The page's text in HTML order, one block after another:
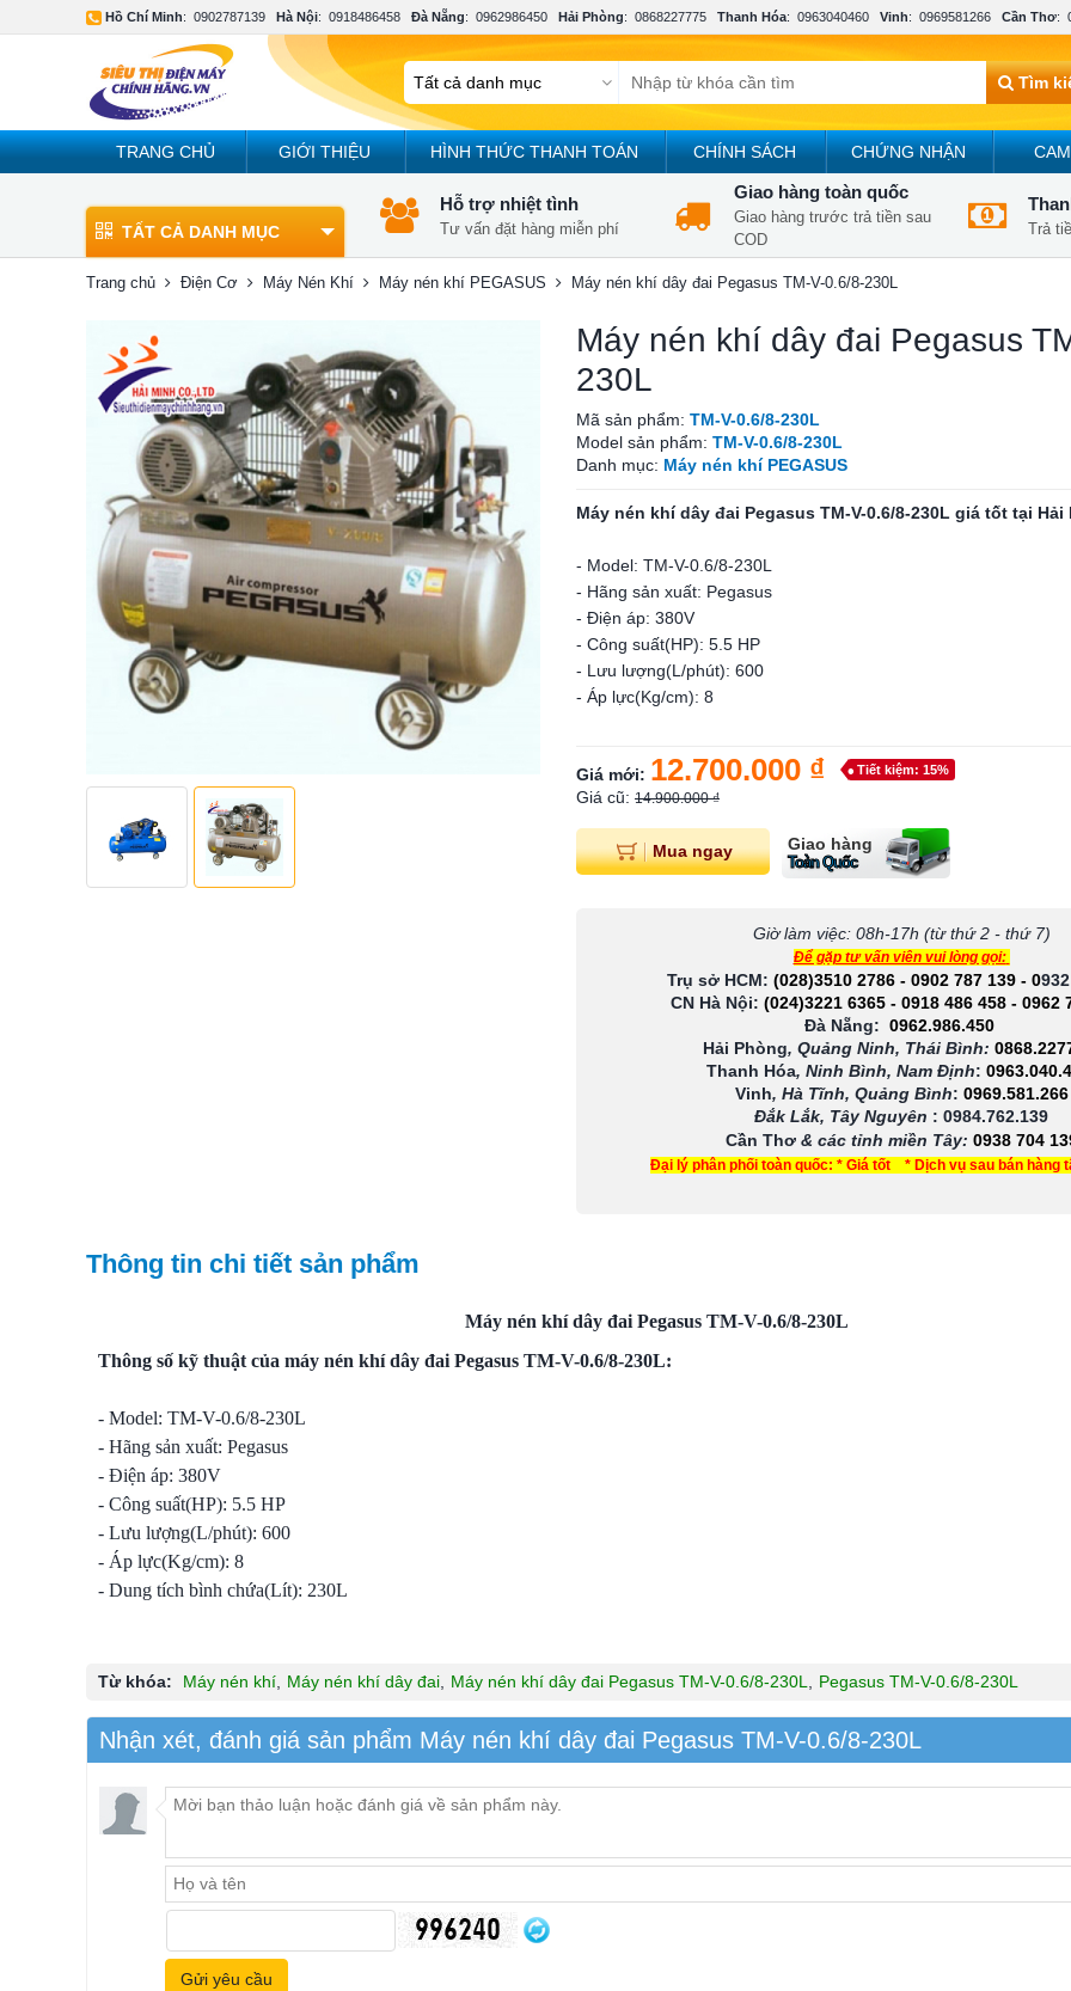
Hồ Chí Minh: 0902787139 Hà Nội: 0918486458 Đà Nẵng: 0962986450 Hải Phòng: 0868227775 Thanh Hóa: 0963040460 Vinh: 0969581266 Cần Thơ:
Tìm
TRANG CHỦ GIỚI THIỆU HÌNH THỨC THANH TOÁN CHÍNH SÁCH CHỨNG NHẬN
TẤT CẢ DANH MỤC
Hỗ trợ nhiệt tình
Tư vấn đặt hàng miễn phí
Giao hàng toàn quốc
Giao hàng trước trả tiền sau
COD
Trả
Trang chủ Điện Cơ Máy Nén Khí Máy nén khí PEGASUS Máy nén khí dây đai Pegasus TM-V-0.6/8-230L
Máy nén khí dây đai Pegasus
230L
Mã sản phẩm: TM-V-0.6/8-230L
Model sản phẩm: TM-V-0.6/8-230L
Danh mục: Máy nén khí PEGASUS
Máy nén khí dây đai Pegasus TM-V-0.6/8-230L giá tốt tại Hải
- Model: TM-V-0.6/8-230L
- Hãng sản xuất: Pegasus
- Điện áp: 380V
- Công suất(HP): 5.5 HP
- Lưu lượng(L/phút): 600
- Áp lực(Kg/cm): 8
Giá mới: 12.700.000 ₫ Tiết kiệm: 15%
Giá cũ: 14.900.000 ₫
Mua ngay Giao hàng
Toàn Quốc
Giờ làm việc: 08h-17h (từ thứ 2 - thứ 7)
Để gặp tư vấn viên vui lòng gọi:
Trụ sở HCM: (028)3510 2786 - 0902 787 139- 0
CN Hà Nội: (024)3221 6365 - 0918 486 458 - 0962
Đà Nẵng: 0962.986.450
Hải Phòng, Quảng Ninh, Thái Bình:
Thanh Hóa, Ninh Bình, Nam Định:
Vinh, Hà Tĩnh, Quảng Bình: 0969.581.266
Đắk Lắk, Tây Nguyên : 0984.762.139
Cần Thơ & các tỉnh miền Tây: 0938 704
Đại lý phân phối toàn quốc: * Giá tốt * Dịch vụ sau bán hàng
Thông tin chi tiết sản phẩm
Máy nén khí dây đai Pegasus TM-V-0.6/8-230L
Thông số kỹ thuật của máy nén khí dây đai Pegasus TM-V-0.6/8-230L:
- Model: TM-V-0.6/8-230L
- Hãng sản xuất: Pegasus
- Điện áp: 380V
- Công suất(HP): 5.5 HP
- Lưu lượng(L/phút): 600
- Áp lực(Kg/cm): 8
- Dung tích bình chứa(Lít): 230L
Từ khóa: Máy nén khí Máy nén khí dây đai Máy nén khí dây đai Pegasus TM-V-0.6/8-230L Pegasus TM-V-0.6/8-230L
Nhận xét, đánh giá sản phẩm Máy nén khí dây đai Pegasus TM-V-0.6/8-230L